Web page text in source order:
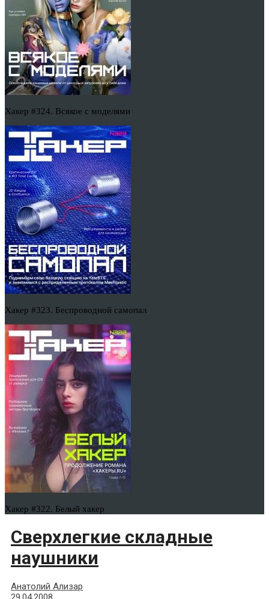
Хакер #324. Всякое с моделями
Хакер #323. Беспроводной самопал
Хакер #322. Белый хакер
Сверхлегкие складные
наушники
Анатолий Ализар